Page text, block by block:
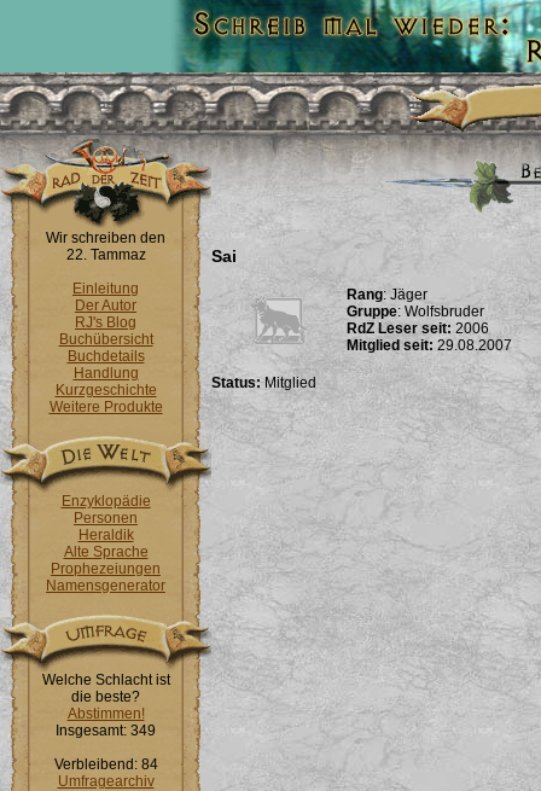
Wir schreiben den
22. Tammaz
Einleitung
Der Autor
RJ's Blog
Buchübersicht
Buchdetails
Handlung
Kurzgeschichte
Weitere Produkte
Enzyklopädie
Personen
Heraldik
Alte Sprache
Prophezeiungen
Namensgenerator
Welche Schlacht ist
die beste?
Abstimmen!
Insgesamt: 349
Verbleibend: 84
Umfragearchiv
Sai
Rang: Jäger
Gruppe: Wolfsbruder
RdZ Leser seit: 2006
Mitglied seit: 29.08.2007
Status:Mitglied